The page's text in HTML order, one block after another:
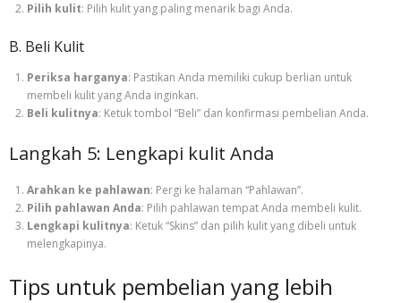
Pilih kulit: Pilih kulit yang paling menarik bagi Anda.
B. Beli Kulit
Periksa harganya: Pastikan Anda memiliki cukup berlian untuk
membeli kulit yang Anda inginkan.
Beli kulitnya: Ketuk tombol “Beli” dan konfirmasi pembelian Anda.
Langkah 5: Lengkapi kulit Anda
Arahkan ke pahlawan: Pergi ke halaman “Pahlawan”.
Pilih pahlawan Anda: Pilih pahlawan tempat Anda membeli kulit.
Lengkapi kulitnya: Ketuk “Skins” dan pilih kulit yang dibeli untuk
melengkapinya.
Tips untuk pembelian yang lebih